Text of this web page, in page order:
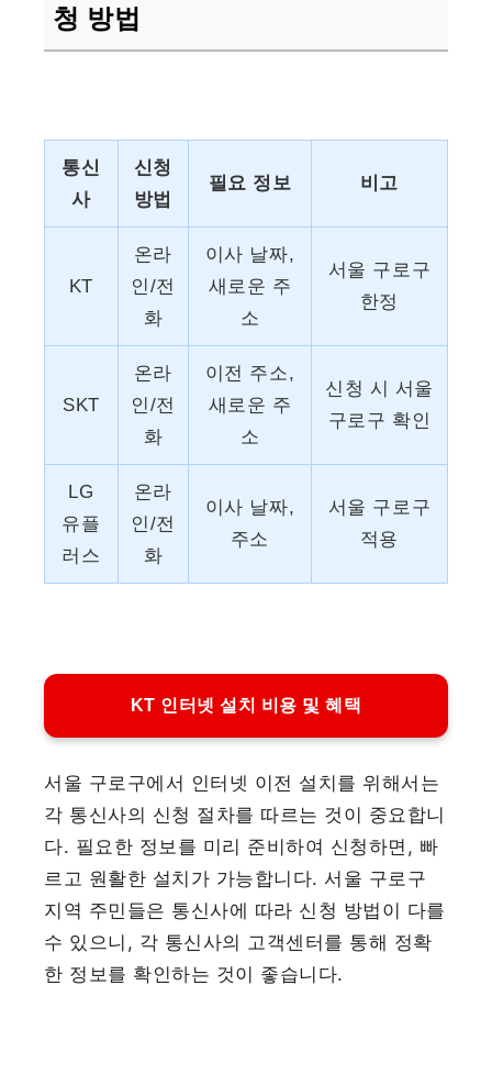
청 방법
통신
사
신청
방법
필요 정보 비고
KT
온라
인/전
화
이사 날짜,
새로운 주
소
서울 구로구
한정
SKT
온라
인/전
화
이전 주소,
새로운 주
소
신청 시 서울
구로구 확인
LG
유플
러스
온라
인/전
화
이사 날짜,
주소
서울 구로구
적용
KT 인터넷 설치 비용 및 혜택
서울 구로구에서 인터넷 이전 설치를 위해서는
각 통신사의 신청 절차를 따르는 것이 중요합니
다. 필요한 정보를 미리 준비하여 신청하면, 빠
르고 원활한 설치가 가능합니다. 서울 구로구
지역 주민들은 통신사에 따라 신청 방법이 다를
수 있으니, 각 통신사의 고객센터를 통해 정확
한 정보를 확인하는 것이 좋습니다.